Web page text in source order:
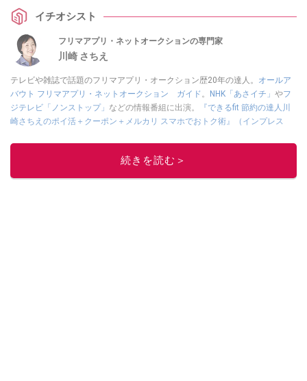
イチオシスト
フリマアプリ・ネットオークションの専門家
川崎 さちえ
テレビや雑誌で話題のフリマアプリ・オークション歴20年の達人。 オールア
バウト フリマアプリ・ネットオークション ガイド。 NHK「あさイチ」 やフ
ジテレビ「ノンストップ」 などの情報番組に出演。
『できるfit 節約の達人川
崎さちえのポイ活＋クーポン＋メルカリ スマホでおトク術』（インプレス
的に稼ぐ！』（翔泳社刊）
■経歴：2003年、夫が子育てをするために、突然会社を辞める。翌月からの
続きを読む＞